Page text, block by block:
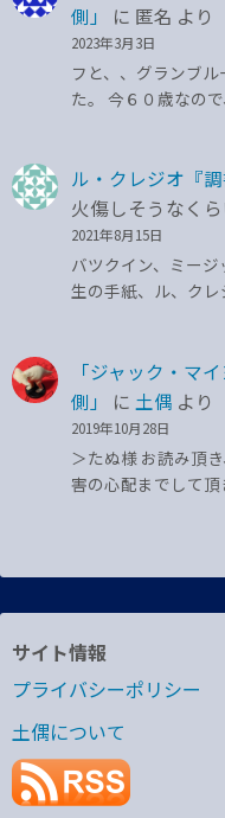
側」
に 匿名 より
2023年3月3日
フと、、グランブ
た。 今６０歳なの
ル・クレジオ『
火傷しそうなく
2021年8月15日
バツクイン、ミー
生の手紙、ル、ク
「ジャック・マ
側」
に 土偶 より
2019年10月28日
＞たぬ様 お読み頂
害の心配までして
サイト情報
プライバシーポリシー
土偶について